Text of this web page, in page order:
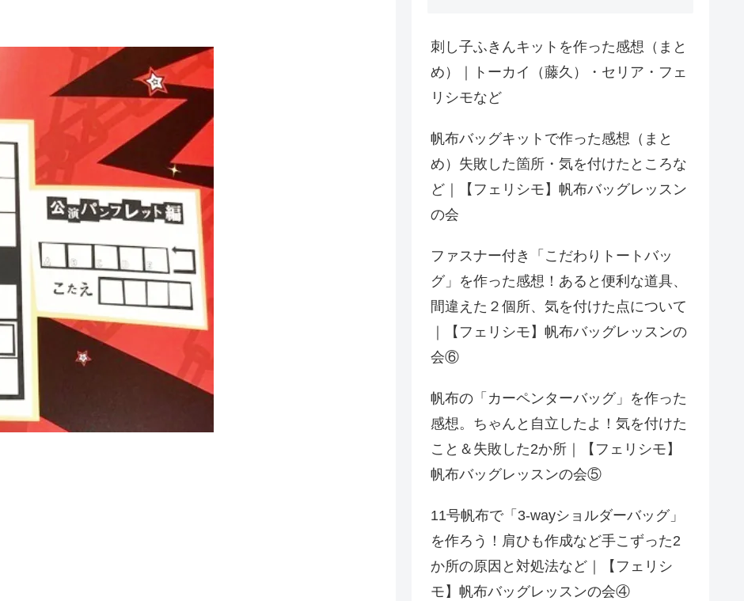
刺し子ふきんキットを作った感想（まと
め）｜トーカイ（藤久）・セリア・フェ
リシモなど
帆布バッグキットで作った感想（まと
め）失敗した箇所・気を付けたところな
ど｜【フェリシモ】帆布バッグレッスン
の会
ファスナー付き「こだわりトートバッ
グ」を作った感想！あると便利な道具、
間違えた２個所、気を付けた点について
｜【フェリシモ】帆布バッグレッスンの
会⑥
帆布の「カーペンターバッグ」を作った
感想。ちゃんと自立したよ！気を付けた
こと＆失敗した2か所｜【フェリシモ】
帆布バッグレッスンの会⑤
11号帆布で「3-wayショルダーバッグ」
を作ろう！肩ひも作成など手こずった2
か所の原因と対処法など｜【フェリシ
モ】帆布バッグレッスンの会④